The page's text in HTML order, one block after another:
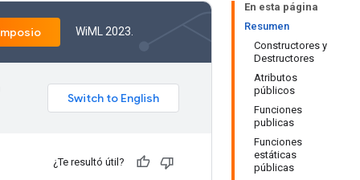
En esta página
Resumen
Constructores y
Destructores
Atributos
públicos
Funciones
publicas
Funciones
estáticas
públicas
WiML 2023.
¿Te resultó útil?